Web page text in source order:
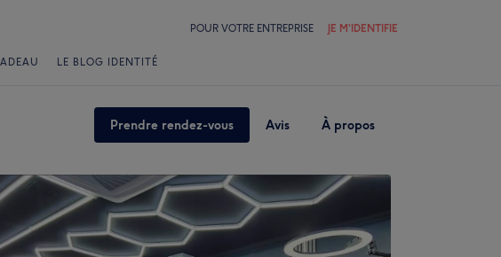
POUR VOTRE ENTREPRISE JE M'IDENTIFIE
LE BLOG IDENTITÉ
Prendre rendez-vous Avis À propos